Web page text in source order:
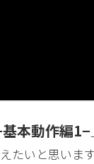
本動作編1−
たいと思います